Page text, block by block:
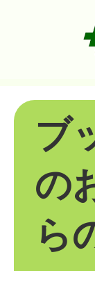
ブ
の
ら